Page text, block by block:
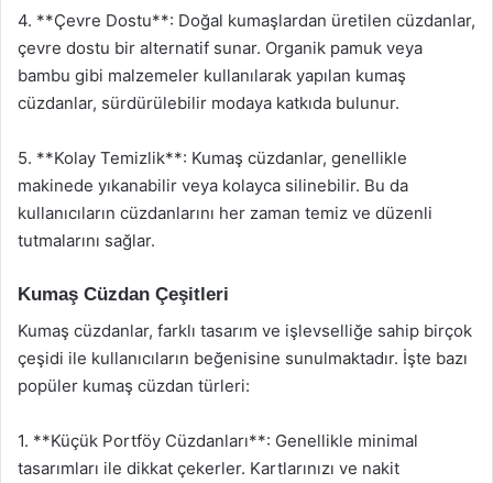
4. **Çevre Dostu**: Doğal kumaşlardan üretilen cüzdanlar,
çevre dostu bir alternatif sunar. Organik pamuk veya
bambu gibi malzemeler kullanılarak yapılan kumaş
cüzdanlar, sürdürülebilir modaya katkıda bulunur.
5. **Kolay Temizlik**: Kumaş cüzdanlar, genellikle
makinede yıkanabilir veya kolayca silinebilir. Bu da
kullanıcıların cüzdanlarını her zaman temiz ve düzenli
tutmalarını sağlar.
Kumaş Cüzdan Çeşitleri
Kumaş cüzdanlar, farklı tasarım ve işlevselliğe sahip birçok
çeşidi ile kullanıcıların beğenisine sunulmaktadır. İşte bazı
popüler kumaş cüzdan türleri:
1. **Küçük Portföy Cüzdanları**: Genellikle minimal
tasarımları ile dikkat çekerler. Kartlarınızı ve nakit